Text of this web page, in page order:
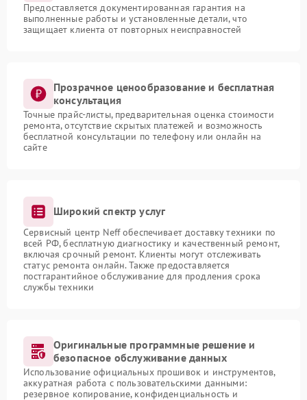
Предоставляется документированная гарантия на
выполненные работы и установленные детали, что
защищает клиента от повторных неисправностей
Прозрачное ценообразование и бесплатная
консультация
Точные прайс-листы, предварительная оценка стоимости
ремонта, отсутствие скрытых платежей и возможность
бесплатной консультации по телефону или онлайн на
сайте
Широкий спектр услуг
Сервисный центр Neff обеспечивает доставку техники по
всей РФ, бесплатную диагностику и качественный ремонт,
включая срочный ремонт. Клиенты могут отслеживать
статус ремонта онлайн. Также предоставляется
постгарантийное обслуживание для продления срока
службы техники
Оригинальные программные решение и
безопасное обслуживание данных
Использование официальных прошивок и инструментов,
аккуратная работа с пользовательскими данными:
резервное копирование, конфиденциальность и